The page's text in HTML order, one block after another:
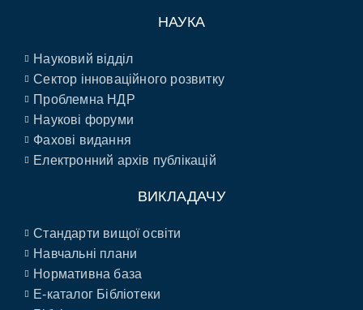
НАУКА
Науковий відділ
Сектор інноваційного розвитку
Проблемна НДР
Наукові форуми
Фахові видання
Електронний архів публікацій
ВИКЛАДАЧУ
Стандарти вищої освіти
Навчальні плани
Нормативна база
E-каталог Бібліотеки